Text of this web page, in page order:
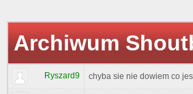
Archiwum
Ryszard9 chyba sie nie dowiem co